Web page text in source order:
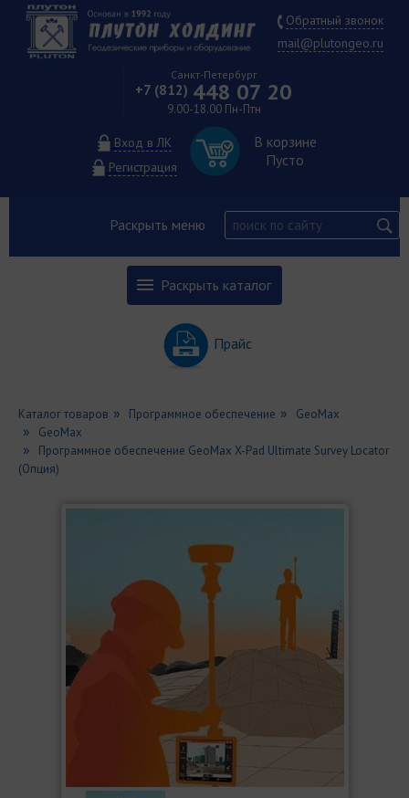
Обратный звонок
mail@plutongeo.ru
Санкт-Петербург
+7 (812) 448 07 20
9.00-18.00 Пн-Птн
Вход в ЛК
Регистрация
В корзине
Пусто
Раскрыть меню
Раскрыть каталог
Прайс
Каталог товаров Программное обеспечение
GeoMax
GeoMax
Программное обеспечение GeoMax X-Pad Ultimate Survey Locator
(Опция)